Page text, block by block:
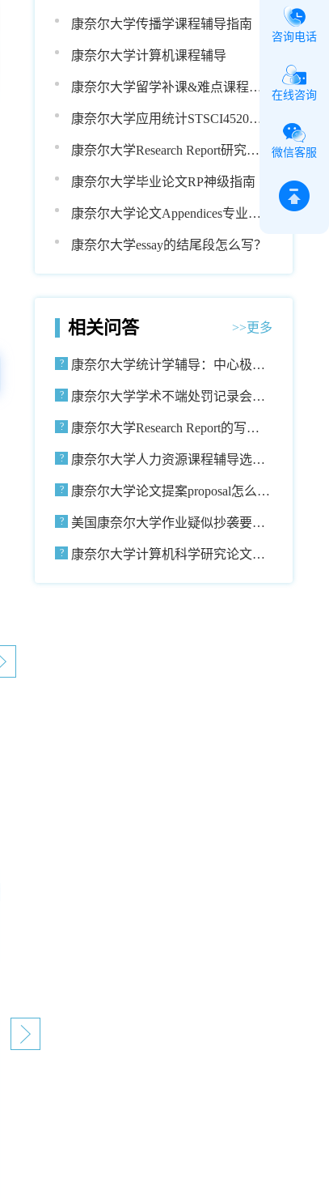
康奈尔大学传播学课程辅导指南
康奈尔大学计算机课程辅导
康奈尔大学留学补课&难点课程大
康奈尔大学应用统计STSCI4520课
康奈尔大学Research Report研究论
康奈尔大学毕业论文RP神级指南
康奈尔大学论文Appendices专业格
康奈尔大学essay的结尾段怎么写？
相关问答 >>更多
康奈尔大学统计学辅导：中心极限
康奈尔大学学术不端处罚记录会写
康奈尔大学Research Report的写作
康奈尔大学人力资源课程辅导选谁
康奈尔大学论文提案proposal怎么
美国康奈尔大学作业疑似抄袭要如
康奈尔大学计算机科学研究论文
咨询电话
在线咨询
微信客服